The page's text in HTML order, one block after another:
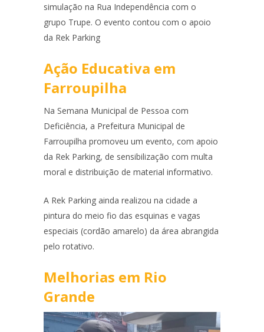
simulação na Rua Independência com o
grupo Trupe. O evento contou com o apoio
da Rek Parking
Ação Educativa em
Farroupilha
Na Semana Municipal de Pessoa com
Deficiência, a Prefeitura Municipal de
Farroupilha promoveu um evento, com apoio
da Rek Parking, de sensibilização com multa
moral e distribuição de material informativo.
A Rek Parking ainda realizou na cidade a
pintura do meio fio das esquinas e vagas
especiais (cordão amarelo) da área abrangida
pelo rotativo.
Melhorias em Rio
Grande